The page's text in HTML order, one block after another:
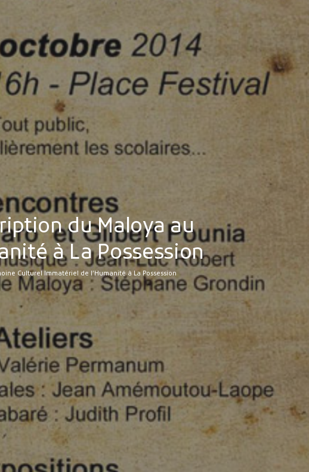
Publicité des actes
Projets financés par l'Europe
du Maloya au
à La Possession
Culturel Immatériel de l’Humanité à La Possession